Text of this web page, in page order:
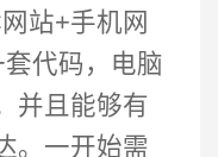
站+手机网
代码，电脑
并且能够有
。一开始需